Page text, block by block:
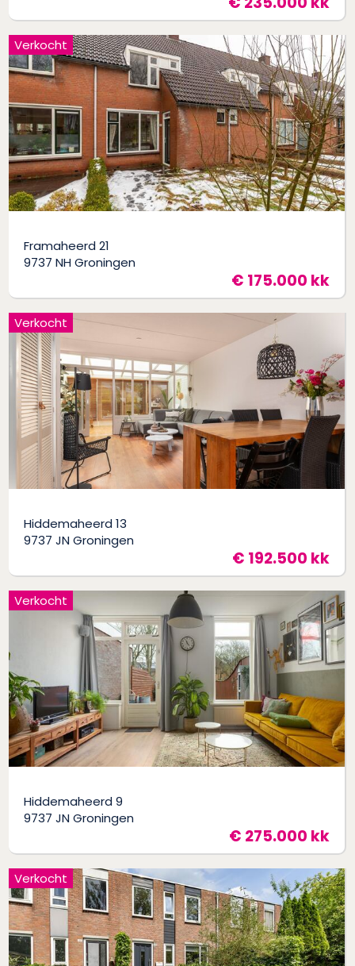
Framaheerd 21
9737 NH Groningen
€ 175.000 kk
Verkocht
Hiddemaheerd 13
9737 JN Groningen
€ 192.500 kk
Verkocht
Hiddemaheerd 9
9737 JN Groningen
€ 275.000 kk
Verkocht
Verkocht